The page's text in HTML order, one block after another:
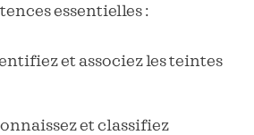
essentielles :
et associez les teintes
et classifiez